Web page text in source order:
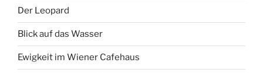
Der Leopard
Blick auf das Wasser
Ewigkeit im Wiener Cafehaus